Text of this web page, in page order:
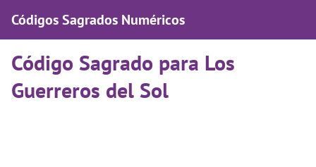
Códigos Sagrados Numéricos
Código Sagrado para Los
Guerreros del Sol